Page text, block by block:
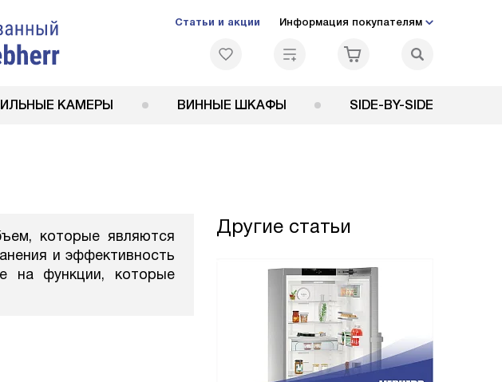
Статьи и акции Информация покупателям
КАМЕРЫ ВИННЫЕ ШКАФЫ SIDE-BY-SIDE
которые являются
и эффективность
на функции, которые
Другие статьи